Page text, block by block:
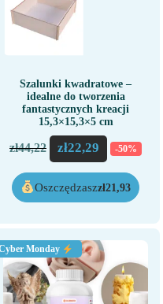
Szalunki kwadratowe –
idealne do tworzenia
fantastycznych kreacji
15,3×15,3×5 cm
zł44,22 zł22,29 -50%
Oszczędzaszzł21,93
Monday